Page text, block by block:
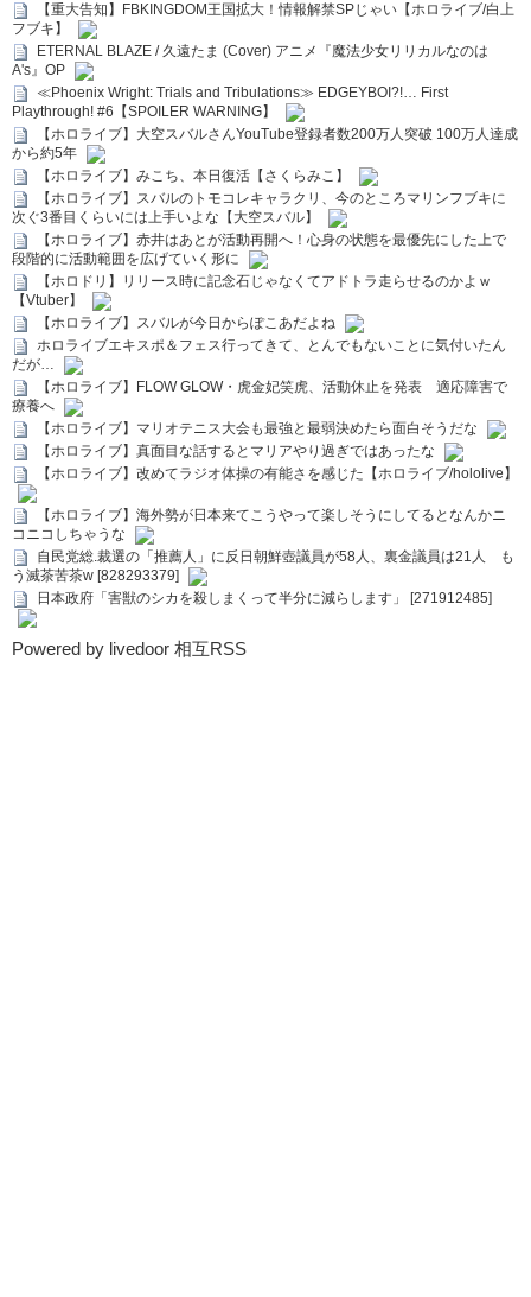
【重大告知】FBKINGDOM王国拡大！情報解禁SPじゃい【ホロライブ/白上
フブキ】
ETERNAL BLAZE / 久遠たま (Cover) アニメ『魔法少女リリカルなのは
A's』OP
≪Phoenix Wright: Trials and Tribulations≫ EDGEYBOI?!… First
Playthrough! #6【SPOILER WARNING】
【ホロライブ】大空スバルさんYouTube登録者数200万人突破 100万人達成
から約5年
【ホロライブ】みこち、本日復活【さくらみこ】
【ホロライブ】スバルのトモコレキャラクリ、今のところマリンフブキに
次ぐ3番目くらいには上手いよな【大空スバル】
【ホロライブ】赤井はあとが活動再開へ！心身の状態を最優先にした上で
段階的に活動範囲を広げていく形に
【ホロドリ】リリース時に記念石じゃなくてアドトラ走らせるのかよｗ
【Vtuber】
【ホロライブ】スバルが今日からぽこあだよね
ホロライブエキスポ＆フェス行ってきて、とんでもないことに気付いたん
だが…
【ホロライブ】FLOW GLOW・虎金妃笑虎、活動休止を発表 適応障害で
療養へ
【ホロライブ】マリオテニス大会も最強と最弱決めたら面白そうだな
【ホロライブ】真面目な話するとマリアやり過ぎではあったな
【ホロライブ】改めてラジオ体操の有能さを感じた【ホロライブ/hololive】
【ホロライブ】海外勢が日本来てこうやって楽しそうにしてるとなんかニ
コニコしちゃうな
自民党総.裁選の「推薦人」に反日朝鮮壺議員が58人、裏金議員は21人 も
う滅茶苦茶w [828293379]
日本政府「害獣のシカを殺しまくって半分に減らします」 [271912485]
Powered by livedoor 相互RSS